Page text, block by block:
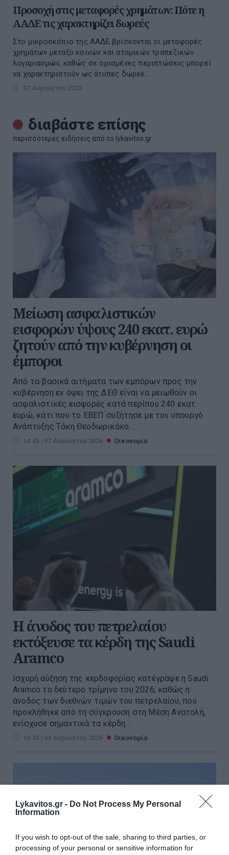
Lykavitos.gr - Do Not Process My Personal
Information
If you wish to opt-out of the sale, sharing to third parties, or
processing of your personal or sensitive information for
Προσοχή στις μεταφορές χρημάτων: Πότε η
ΑΑΔΕ τις χαρακτηρίζει δωρεές
Στο μικροσκόπιο της ΑΑΔΕ βρίσκονται οι μεταφορές
χρημάτων μεταξύ κοινών και ατομικών τραπεζικών
λογαριασμών, καθώς σε ορισμένες περιπτώσεις μπορεί
να χαρακτηριστούν ως άτυπες δωρεέ...
07 Αυγούστου 2026
διαβάστε επίσης
περισσότερες ειδήσεις από το lykavitos.gr
Μείωση ασφαλιστικών
εισφορών ύψους 240 εκατ. ευρώ
ζητούν από την κυβέρνηση οι
έμποροι
Από τα βασικά αιτήματα των εμπόρων προς την
κυβέρνηση εν όψει της ΔΕΘ είναι να μειωθούν οι
ασφαλιστικές εισφορές κατά περίπου 240 εκατ.
ευρώ, κάτι που το ΕΒΕΠ συζήτησε με τον υπουργό
Ανάπτυξης Τάκη Θεοδωρικάκο....
14:45 | 07 Αυγούστου 2026 Οικονομία
Η άνοδος του πετρελαίου
εκτόξευσε τα κέρδη της Saudi
Aramco
Ισχυρή αύξηση της κερδοφορίας κατέγραψε η Saudi
Aramco το δεύτερο τρίμηνο του 2026, καθώς η
άνοδος των διεθνών τιμών του πετρελαίου, που
προκλήθηκε από τη σύγκρουση στη Μέση Ανατολή,
ενίσχυσε σημαντικά τα κέρδη...
10:34 | 04 Αυγούστου 2026 Οικονομία